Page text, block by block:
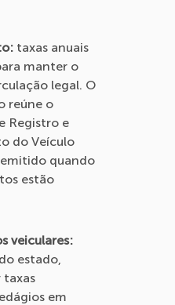
taxas anuais
manter o
legal. O
reúne o
Registro e
do Veículo
emitido quando
estão
veiculares:
estado,
taxas
em